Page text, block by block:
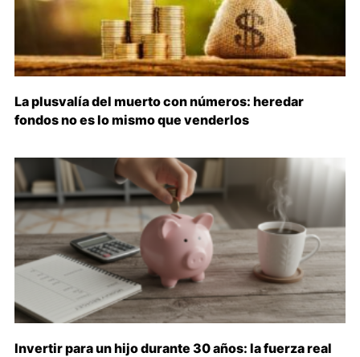
La plusvalía del muerto con números: heredar
fondos no es lo mismo que venderlos
Invertir para un hijo durante 30 años: la fuerza real